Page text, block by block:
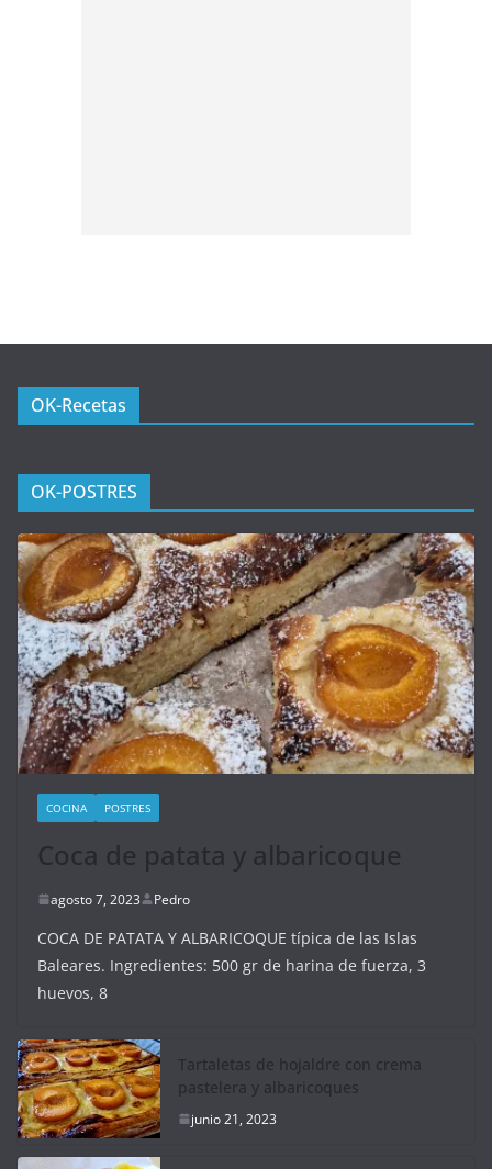
OK-Recetas
OK-POSTRES
COCINA POSTRES
Coca de patata y albaricoque
agosto 7, 2023 Pedro
COCA DE PATATA Y ALBARICOQUE típica de las Islas
Baleares. Ingredientes: 500 gr de harina de fuerza, 3
huevos, 8
Tartaletas de hojaldre con crema
pastelera y albaricoques
junio 21, 2023